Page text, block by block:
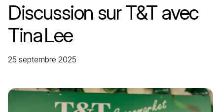
Discussion sur T&T avec
Tina Lee
25 septembre 2025